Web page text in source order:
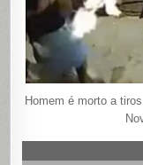
Homem é morto a